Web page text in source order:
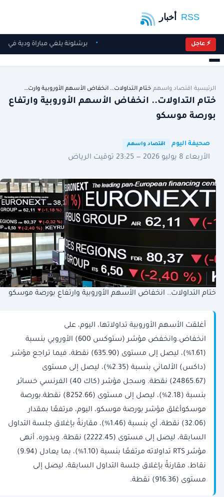
⚡ عاجل برشلونة يلغي مباراة ودية في
الرئيسية اقتصاد واسهم ختام التداولات.. انخفاض الأسهم الأوروبية وارت…
ختام التداولات.. انخفاض الأسهم الأوروبية وارتفاع
بورصة موسكو
صحيفة اليوم اقتصاد واسهم
الأربعاء 8 يوليو 2026 — 23:25 توقيت الرياض
ختام التداولات.. انخفاض الأسهم الأوروبية وارتفاع بورصة موسكو
أغلقت الأسهم الأوروبية تداولاتها، اليوم، على
انخفاض.وانخفض مؤشر (ستوكس 600) الأوروبي بنسبة
(1.61%)، ليصل إلى مستوى (635.90) نقطة، فيما تراجع مؤشر
(داكس) الألماني بنسبة (2.35%)، ليصل إلى مستوى
(24865.67) نقطة. وسجل مؤشر (كاك 40) الفرنسي خسائر
بنسبة (2.18%)، ليصل إلى مستوى (8252.66) نقطة.بورصة
موسكوأغلق مؤشر بورصة موسكو، اليوم، مرتفعًا بمقدار
(32.06) نقطة، أي بنسبة (1.46%)، مقارنةً بإغلاق جلسة التداول
السابقة، ليصل إلى مستوى (2222.45) نقطة. وبدوره، أنهى
مؤشر RTS تداولاته مرتفعًا بنسبة (1.10%)، بما يعادل (9.94)
نقاط، مقارنةً بإغلاق جلسة التداول السابقة، ليصل إلى
مستوى (916.36) نقطة.